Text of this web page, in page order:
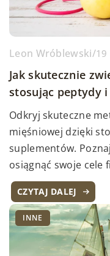
Leon Wróblewski/19
Jak skutecznie
stosując peptydy
Odkryj skuteczne
mięśniowej dzięki
suplementów.
osiągnąć swoje cele
CZYTAJ DALEJ
INNE